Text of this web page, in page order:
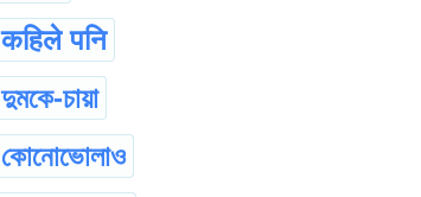
कहिले पनि
দুমকে-চায়া
কোনোভোলাও